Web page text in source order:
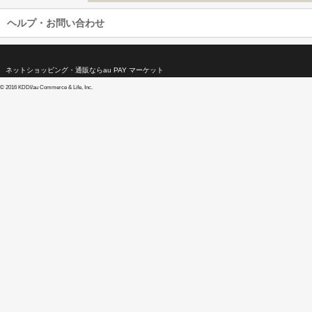
ヘルプ・お問い合わせ
ネットショッピング・通販ならau PAY マーケット
© 2016 KDDI/au Commerce & Life, Inc.